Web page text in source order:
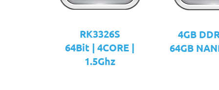
RK3326S
64Bit | 4CORE |
1.5Ghz
4GB
64GB